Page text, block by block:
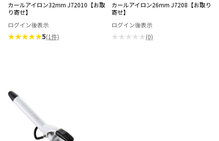
カールアイロン32mm J72010【お取
り寄せ】
ログイン後表示
★★★★★5(1件)
カールアイロン26mm J7208【お取り
寄せ】
ログイン後表示
★★★★★(0)